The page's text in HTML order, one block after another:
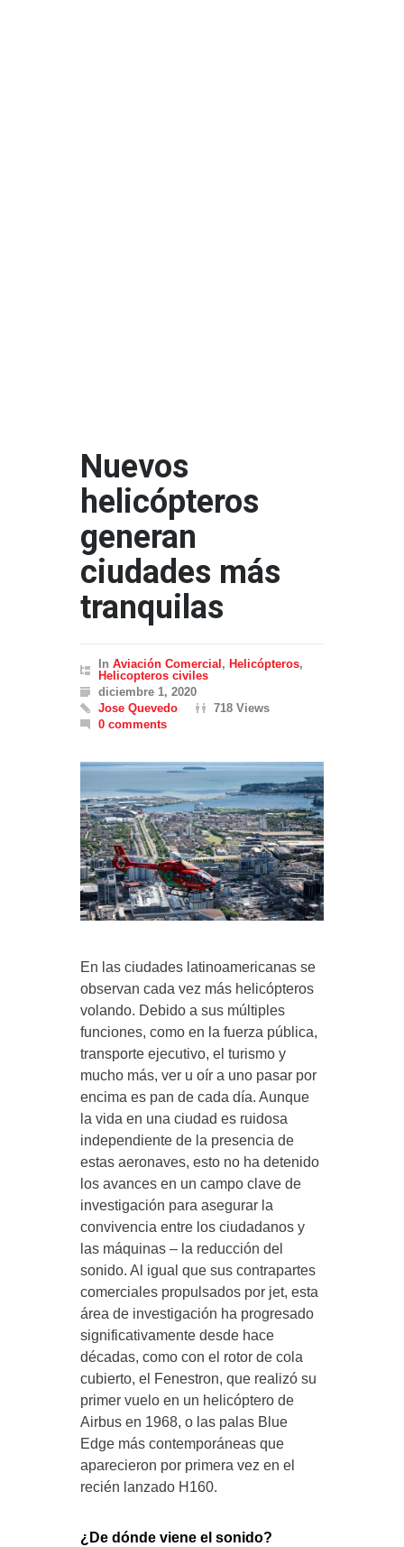
Nuevos
helicópteros
generan
ciudades más
tranquilas
In Aviación Comercial , Helicópteros,
Helicopteros civiles
diciembre 1, 2020
Jose Quevedo
718 Views
0 comments
En las ciudades latinoamericanas se
observan cada vez más helicópteros
volando. Debido a sus múltiples
funciones, como en la fuerza pública,
transporte ejecutivo, el turismo y
mucho más, ver u oír a uno pasar por
encima es pan de cada día. Aunque
la vida en una ciudad es ruidosa
independiente de la presencia de
estas aeronaves, esto no ha detenido
los avances en un campo clave de
investigación para asegurar la
convivencia entre los ciudadanos y
las máquinas – la reducción del
sonido. Al igual que sus contrapartes
comerciales propulsados por jet, esta
área de investigación ha progresado
significativamente desde hace
décadas, como con el rotor de cola
cubierto, el Fenestron, que realizó su
primer vuelo en un helicóptero de
Airbus en 1968, o las palas Blue
Edge más contemporáneas que
aparecieron por primera vez en el
recién lanzado H160.
¿De dónde viene el sonido?